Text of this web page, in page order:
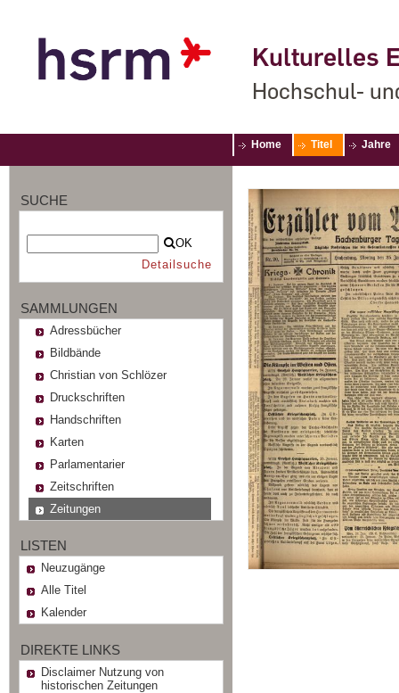
Kulturelles
Hochschul-
Home Titel Jahre
SUCHE
OK
Detailsuche
SAMMLUNGEN
Adressbücher
Bildbände
Christian von Schlözer
Druckschriften
Handschriften
Karten
Parlamentarier
Zeitschriften
Zeitungen
LISTEN
Neuzugänge
Alle Titel
Kalender
DIREKTE LINKS
Disclaimer Nutzung von
historischen Zeitungen